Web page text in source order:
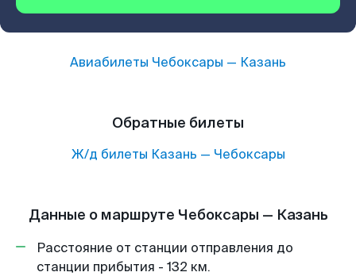
Авиабилеты Чебоксары — Казань
Обратные билеты
Ж/д билеты Казань — Чебоксары
Данные о маршруте Чебоксары — Казань
Расстояние от станции отправления до
станции прибытия - 132 км.